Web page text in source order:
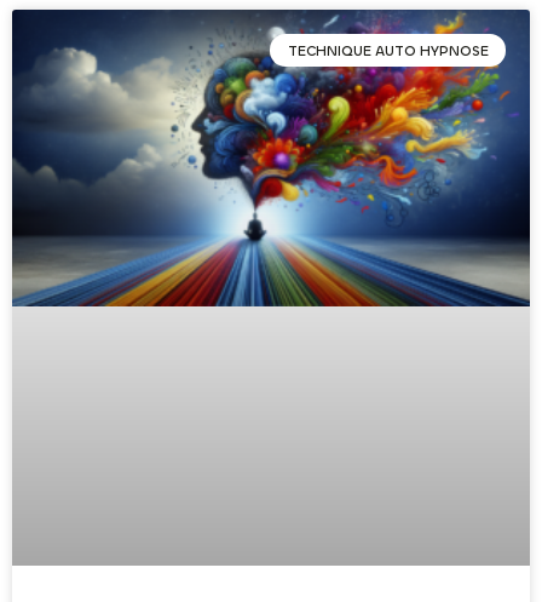
TECHNIQUE AUTO HYPNOSE